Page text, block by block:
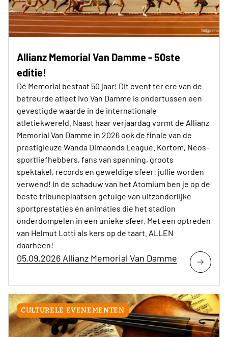
Allianz Memorial Van Damme - 50ste
editie!
Dé Memorial bestaat 50 jaar! Dit event ter ere van de
betreurde atleet Ivo Van Damme is ondertussen een
gevestigde waarde in de internationale
atletiekwereld. Naast haar verjaardag vormt de Allianz
Memorial Van Damme in 2026 ook de finale van de
prestigieuze Wanda Dimaonds League. Kortom, Neos-
sportliefhebbers, fans van spanning, groots
spektakel, records en geweldige sfeer: jullie worden
verwend! In de schaduw van het Atomium ben je op de
beste tribuneplaatsen getuige van uitzonderlijke
sportprestaties én animaties die het stadion
onderdompelen in een unieke sfeer. Met een optreden
van Helmut Lotti als kers op de taart. ALLEN
daarheen!
05.09.2026 Allianz Memorial Van Damme
CULTURELE EVENEMENTEN